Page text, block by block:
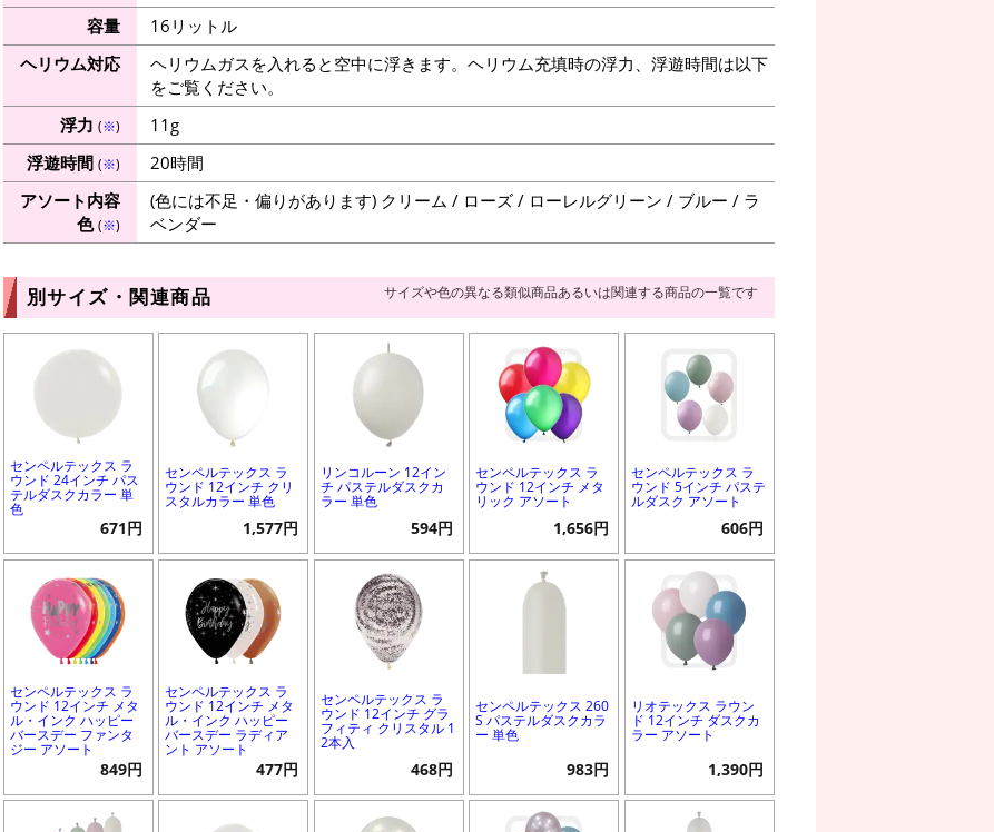
容量
16リットル
ヘリウム対応
ヘリウムガスを入れると空中に浮きます。ヘリウム充填時の浮力、浮遊時間は以下
をご覧ください。
浮力 (※)
11g
浮遊時間 (※)
20時間
アソート内容
色(※)
(色には不足・偏りがあります) クリーム / ローズ / ローレルグリーン / ブルー / ラ
ベンダー
別サイズ・関連商品 サイズや色の異なる類似商品あるいは関連する商品の一覧です
センペルテックス ラ
ウンド 24インチ パス
テルダスクカラー 単
色
671円
センペルテックス ラ
ウンド 12インチ クリ
スタルカラー 単色
1,577円
リンコルーン 12イン
チ パステルダスクカ
ラー 単色
594円
センペルテックス ラ
ウンド 12インチ メタ
リック アソート
1,656円
センペルテックス ラ
ウンド 5インチ パステ
ルダスク アソート
606円
センペルテックス ラ
ウンド 12インチ メタ
ル・インク ハッピー
バースデー ファンタ
ジー アソート
849円
センペルテックス ラ
ウンド 12インチ メタ
ル・インク ハッピー
バースデー ラディア
ント アソート
477円
センペルテックス ラ
ウンド 12インチ グラ
フィティ クリスタル 1
2本入
468円
センペルテックス 260
S パステルダスクカラ
ー 単色
983円
リオテックス ラウン
ド 12インチ ダスクカ
ラー アソート
1,390円